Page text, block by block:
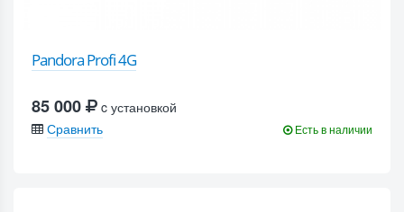
Pandora Profi 4G
85 000
c установкой
Сравнить
Есть в наличии